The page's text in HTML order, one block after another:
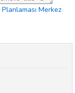
Merkez